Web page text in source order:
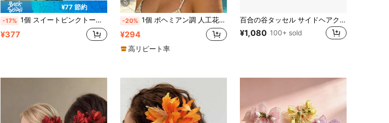
¥77 節約
-17% 1個 スイートピンクトーン 人工ユリ花 ヘアクリップ、ガールスタイル お団子サイドクリップ、女性の撮影とドレスアップのための幻想的なヘアアクセサリー、クロークリップ
¥377
10
-20% 1個 ボヘミアン調 人工花リリー バタフライ タッセル ヘアクリップ、スウィートビーチホリデー 女性用ヘアアクセサリー、フェスティバル、パーティー
¥294
高リピート率
百合の谷タッセル サイドヘアクリップ、フェイクパール フラワーペンダント ヘッドピース、優しいスタイル ガールズヘアアクセサリー、マルチカラー 多用途ヘアクリップ、夏、休日、旅行、女性用アクセサリー、クロウクリップ、フェスティバル、パーティー
¥1,080 100+ sold